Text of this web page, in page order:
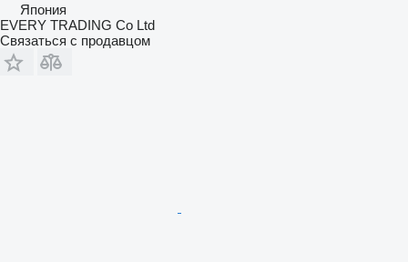
Япония
EVERY TRADING Co Ltd
Связаться с продавцом